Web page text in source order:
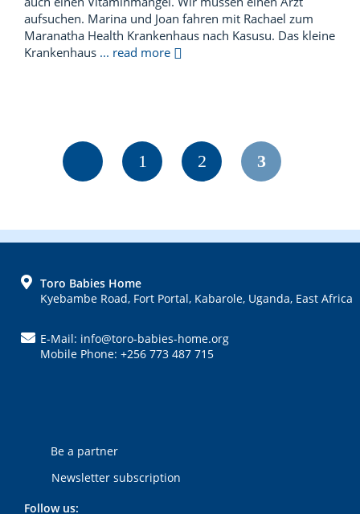
aufsuchen. Marina und Joan fahren mit Rachael zum
Maranatha Health Krankenhaus nach Kasusu. Das kleine
Krankenhaus ... read more
Seite
1 Seite
2 Seite
3
FOOTERToro Babies Home
Kyebambe Road, Fort Portal, Kabarole, Uganda, East Africa
E-Mail: info@toro-babies-home.org
Mobile Phone: +256 773 487 715
Be a partner
Newsletter subscription
Follow us: